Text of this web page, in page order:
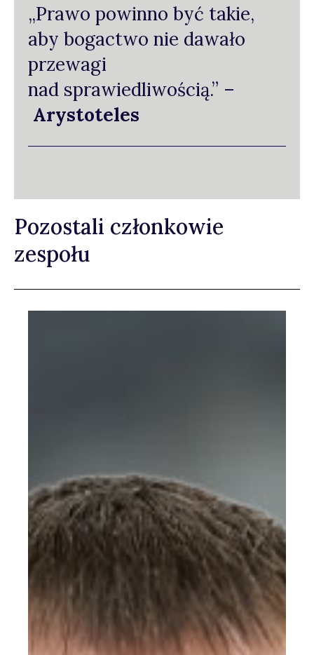
„Prawo powinno być takie,
aby bogactwo nie dawało
przewagi
nad sprawiedliwością.” –
Arystoteles
Pozostali członkowie
zespołu